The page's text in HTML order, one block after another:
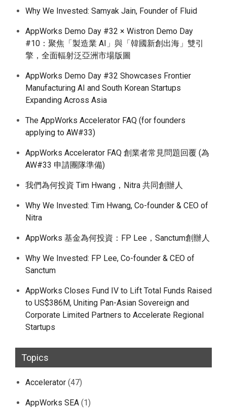
Why We Invested: Samyak Jain, Founder of Fluid
AppWorks Demo Day #32 × Wistron Demo Day
#10：聚焦「製造業 AI」與「韓國新創出海」雙引
擎，全面輻射泛亞洲市場版圖
AppWorks Demo Day #32 Showcases Frontier
Manufacturing AI and South Korean Startups
Expanding Across Asia
The AppWorks Accelerator FAQ (for founders
applying to AW#33)
AppWorks Accelerator FAQ 創業者常見問題回覆 (為
AW#33 申請團隊準備)
我們為何投資 Tim Hwang，Nitra 共同創辦人
Why We Invested: Tim Hwang, Co-founder & CEO of
Nitra
AppWorks 基金為何投資：FP Lee，Sanctum創辦人
Why We Invested: FP Lee, Co-founder & CEO of
Sanctum
AppWorks Closes Fund IV to Lift Total Funds Raised
to US$386M, Uniting Pan-Asian Sovereign and
Corporate Limited Partners to Accelerate Regional
Startups
Topics
Accelerator (47)
AppWorks SEA (1)